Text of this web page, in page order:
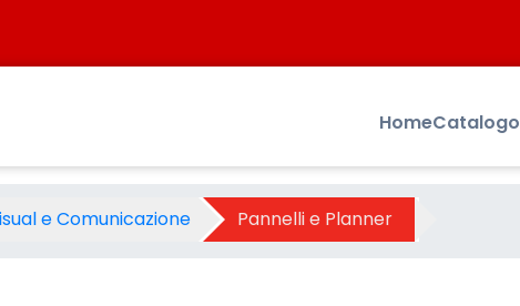
45x60 - Prodotto -
HomeCatalogo
e Comunicazione Pannelli e Planner